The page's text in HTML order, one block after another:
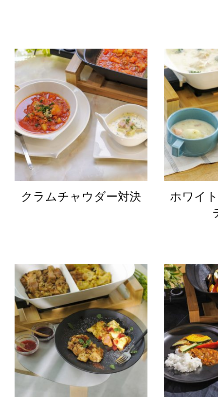
クラムチャウダー対決
ホワイ